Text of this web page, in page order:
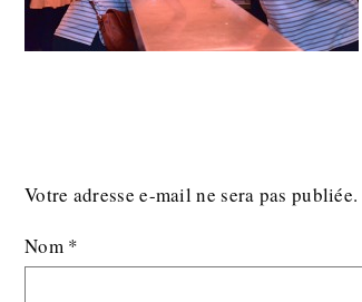
Votre adresse e-mail ne sera pas publiée.
Nom *